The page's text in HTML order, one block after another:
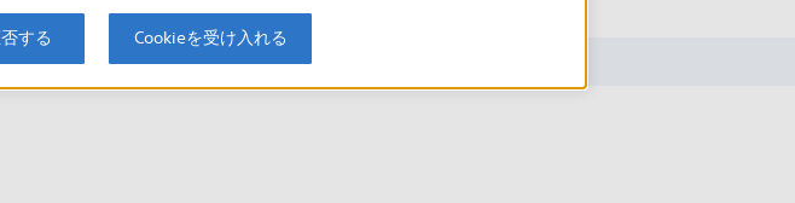
する Cookieを受け入れる